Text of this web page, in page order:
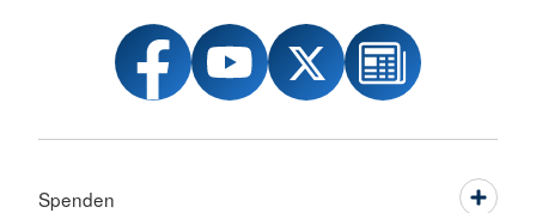
Spenden